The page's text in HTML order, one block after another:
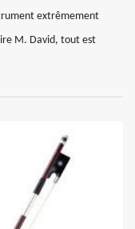
extrêmement
M. David, tout est